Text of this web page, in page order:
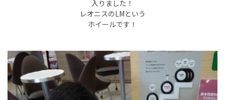
入りました！
レオニスのLMという
ホイールです！